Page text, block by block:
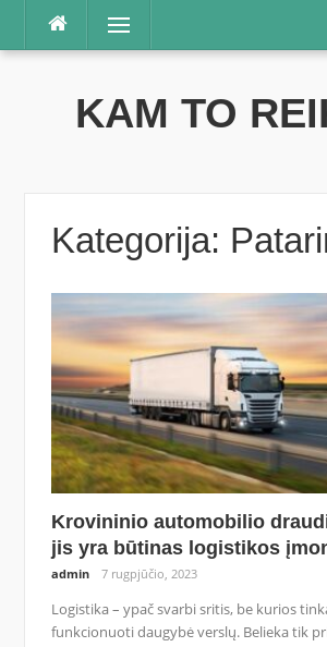
Praleisti
Meniu
KAM TO
Kategorija:
Krovininio automobilio
jis yra būtinas logistikos
admin 7 rugpjūčio, 2023
Logistika – ypač svarbi sritis, be kurios
funkcionuoti daugybė verslų. Belieka tik